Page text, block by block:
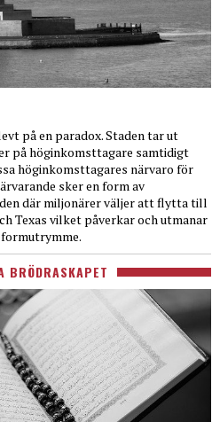
på en paradox. Staden tar ut
på höginkomsttagare samtidigt
höginkomsttagares närvaro för
sker en form av
där miljonärer väljer att flytta till
Texas vilket påverkar och utmanar
BRÖDRASKAPET